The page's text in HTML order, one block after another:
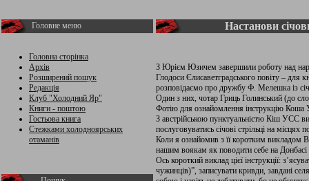
Головне меню
Головна сторінка
Архів
Розширений пошук
Редакція
Клуб "Холодний Яр"
Книги - поштою
Гостьова книга
Стежками холодноярських
отаманів
Настанови
З Юрієм Юзичем завершили роботу над
Глодоси Єлисаветградського повіту –
розповідаємо про дружбу Ф. Мелешка із
Один з них, чотар Гриць Голинський (до
Фотію для ознайомлення інструкцію Коша
З австрійською пунктуальністю Кіш УСС
послуговуватись січові стрільці на місцях
Коли я ознайомив з її коротким викладом
нашим воякам як поводити себе на Донбасі
Ось короткий виклад цієї інструкції:
чужинців)”, записувати кривди, завдані